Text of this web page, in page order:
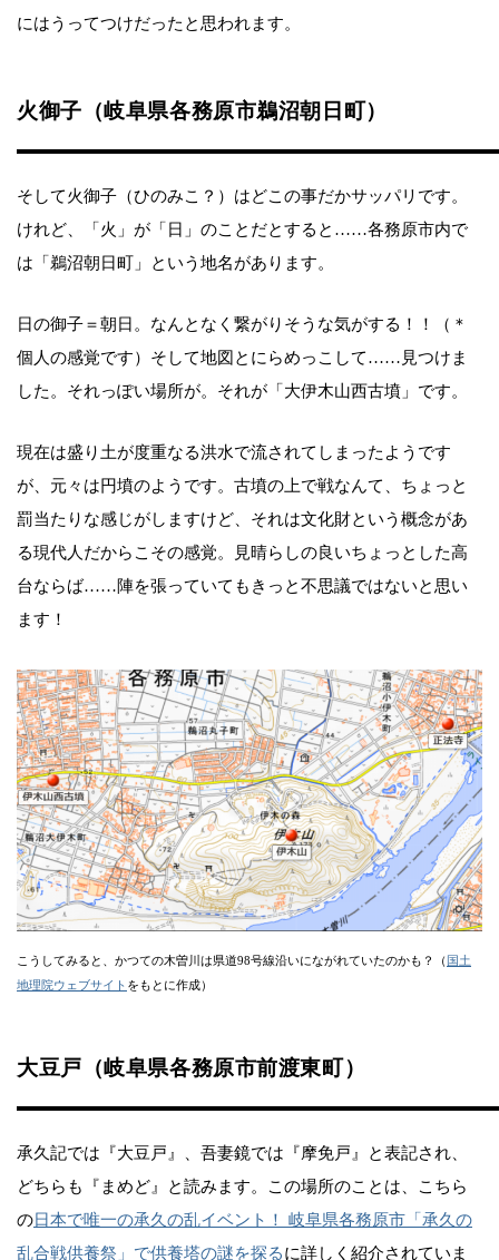
にはうってつけだったと思われます。
火御子（岐阜県各務原市鵜沼朝日町）
そして火御子（ひのみこ？）はどこの事だかサッパリです。
けれど、「火」が「日」のことだとすると……各務原市内で
は「鵜沼朝日町」という地名があります。
日の御子＝朝日。なんとなく繋がりそうな気がする！！（＊
個人の感覚です）そして地図とにらめっこして……見つけま
した。それっぽい場所が。それが「大伊木山西古墳」です。
現在は盛り土が度重なる洪水で流されてしまったようです
が、元々は円墳のようです。古墳の上で戦なんて、ちょっと
罰当たりな感じがしますけど、それは文化財という概念があ
る現代人だからこその感覚。見晴らしの良いちょっとした高
台ならば……陣を張っていてもきっと不思議ではないと思い
ます！
こうしてみると、かつての木曽川は県道98号線沿いにながれていたのかも？（ 国土
地理院ウェブサイト をもとに作成）
大豆戸（岐阜県各務原市前渡東町）
承久記では『大豆戸』、吾妻鏡では『摩免戸』と表記され、
どちらも『まめど』と読みます。この場所のことは、こちら
の日本で唯一の承久の乱イベント！ 岐阜県各務原市「承久の
乱合戦供養祭」で供養塔の謎を探るに詳しく紹介されていま